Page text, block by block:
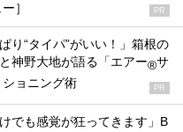
］
PR
り“タイパ”がいい！」箱根の
神野大地が語る「エアー®サ
ショニング術 PR
でも感覚が狂ってきます」B